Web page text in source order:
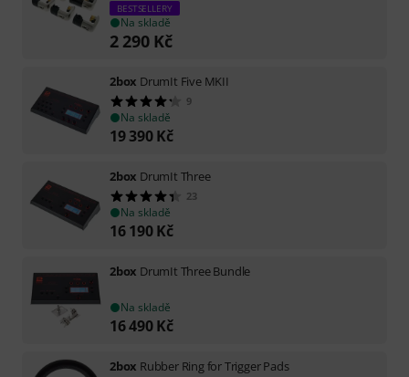
BESTSELLERY
Na skladě
2 290 Kč
2box DrumIt Five MKII
9
Na skladě
19 390 Kč
2box DrumIt Three
23
Na skladě
16 190 Kč
2box DrumIt Three Bundle
Na skladě
16 490 Kč
2box Rubber Ring for Trigger Pads